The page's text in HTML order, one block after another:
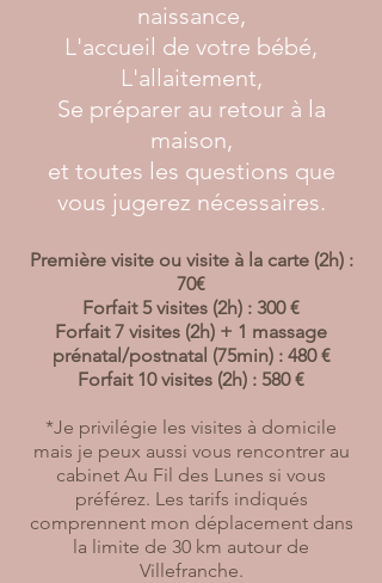
naissance,
L'accueil de votre bébé,
L'allaitement,
Se préparer au retour à la
maison,
et toutes les questions que
vous jugerez nécessaires.
Première visite ou visite à la carte (2h) :
70€
Forfait 5 visites (2h) : 300 €
Forfait 7 visites (2h) + 1 massage
prénatal/postnatal (75min) : 480 €
Forfait 10 visites (2h) : 580 €
*Je privilégie les visites à domicile
mais je peux aussi vous rencontrer au
cabinet Au Fil des Lunes si vous
préférez. Les tarifs indiqués
comprennent mon déplacement dans
la limite de 30 km autour de
Villefranche.